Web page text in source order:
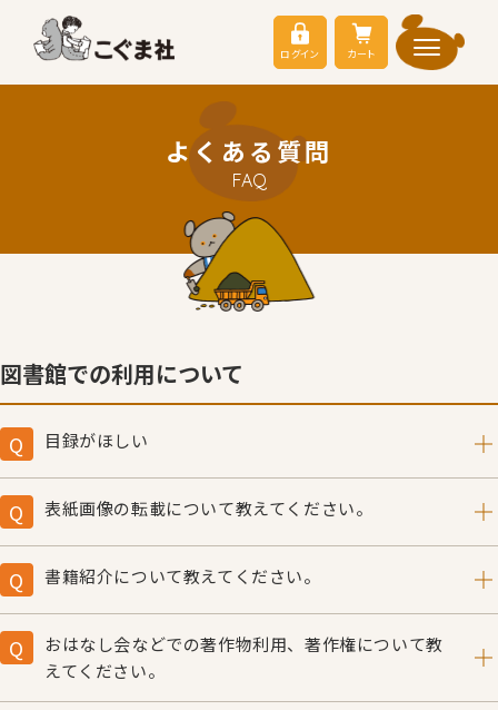
ログイン カート
よくある質問
FAQ
図書館での利用について
目録がほしい
「こぐま社総合目録」「あかちゃんと絵本をたのしも
う！ 親子を結ぶミニ絵本ガイド」のご用意がございま
ご希望の場合はお電話ください。
こぐま社 営業販売部 TEL：03-6228-1877
（受付時間
く）
表紙画像の転載について教えてください。
こちらをご覧ください。
書籍紹介について教えてください。
こちらをご覧ください。
おはなし会などでの著作物利用、著作権について教
えてください。
こちらをご覧ください。